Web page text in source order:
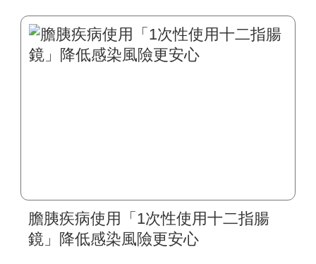
膽胰疾病使用「1次性使用十二指腸
鏡」降低感染風險更安心